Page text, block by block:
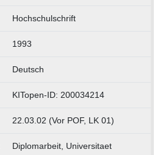
Hochschulschrift
1993
Deutsch
KITopen-ID: 200034214
22.03.02 (Vor POF, LK 01)
Diplomarbeit, Universitaet